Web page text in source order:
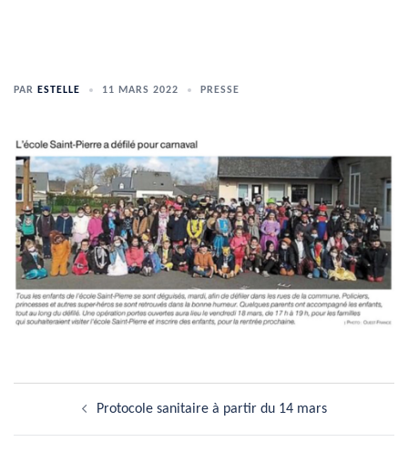
PAR ESTELLE 11 MARS 2022 PRESSE
d’article
Protocole sanitaire à partir du 14 mars